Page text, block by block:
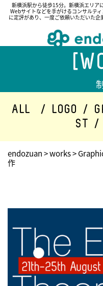
新横浜駅から徒歩15分。新横浜エリア
Webサイトなどを手がけるコンサルテ
に定評があり、一度ご依頼いただいた企
ALL / LOGO /
ST
/
endozuan>works>
作